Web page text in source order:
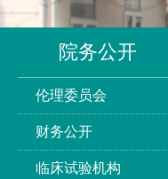
院务公开
伦理委员会
财务公开
临床试验机构